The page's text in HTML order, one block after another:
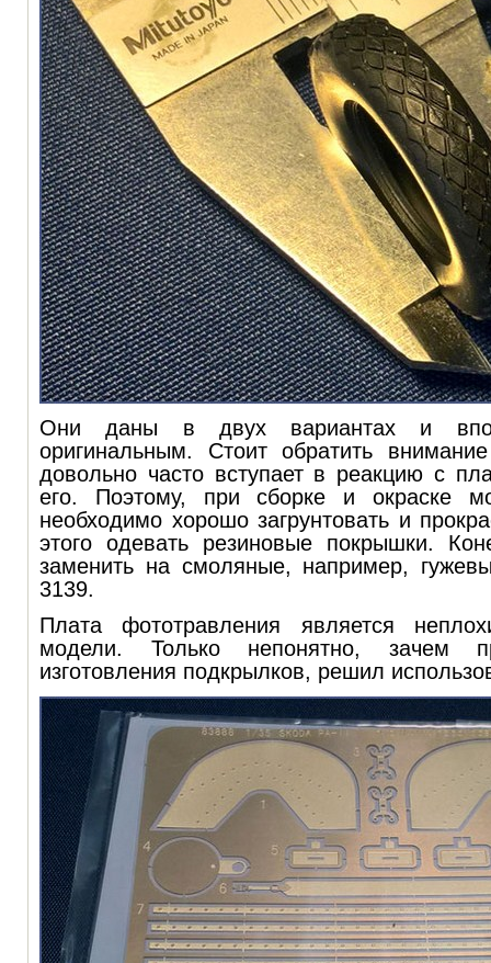
Они даны в двух вариантах и
оригинальным. Стоит обратить
довольно часто вступает в реакцию с
его. Поэтому, при сборке и окраске
необходимо хорошо загрунтовать и
этого одевать резиновые покрышки.
заменить на смоляные, например,
3139.
Плата фототравления является
модели. Только непонятно, зачем
изготовления подкрылков, решил